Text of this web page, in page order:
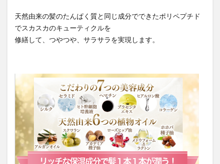
天然由来の髪のたんぱく質と同じ成分でできたポリペプチド
でスカスカのキューティクルを
修繕して、つやつや、サラサラを実現します。